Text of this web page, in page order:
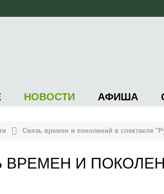
НОВОСТИ АФИША
Связь времен и поколений в спектакле
ВРЕМЕН И